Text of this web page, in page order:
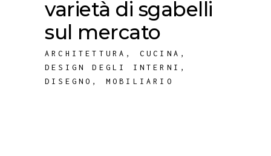
varietà di sgabelli
sul mercato
ARCHITETTURA , CUCINA ,
DESIGN DEGLI INTERNI ,
DISEGNO , MOBILIARIO